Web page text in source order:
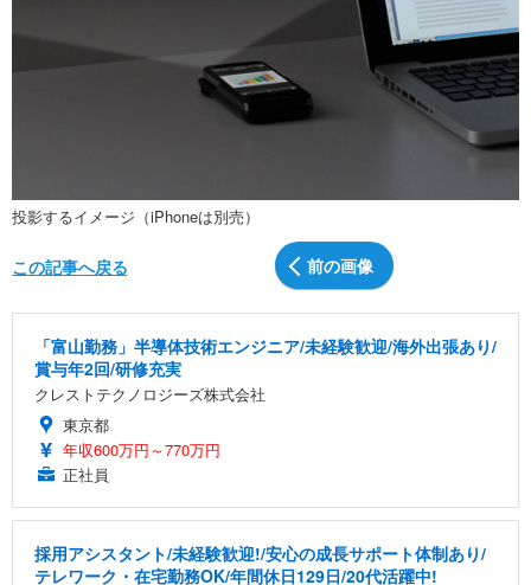
投影するイメージ（iPhoneは別売）
前の画像
この記事へ戻る
「富山勤務」半導体技術エンジニア/未経験歓迎/海外出張あり/
賞与年2回/研修充実
クレストテクノロジーズ株式会社
東京都
年収600万円～770万円
正社員
採用アシスタント/未経験歓迎!/安心の成長サポート体制あり/
テレワーク・在宅勤務OK/年間休日129日/20代活躍中!